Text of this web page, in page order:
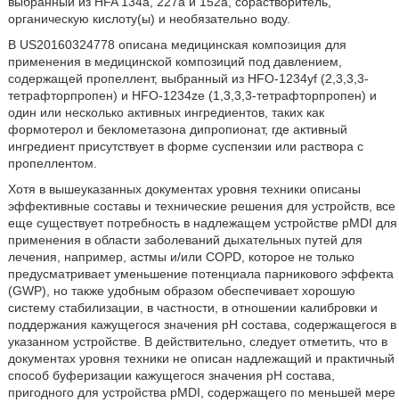
органическую кислоту(ы) и необязательно воду.
В US20160324778 описана медицинская композиция для
применения в медицинской композиций под давлением,
содержащей пропеллент, выбранный из HFO-1234yf (2,3,3,3-
тетрафторпропен) и HFO-1234ze (1,3,3,3-тетрафторпропен) и
один или несколько активных ингредиентов, таких как
формотерол и беклометазона дипропионат, где активный
ингредиент присутствует в форме суспензии или раствора с
пропеллентом.
Хотя в вышеуказанных документах уровня техники описаны
эффективные составы и технические решения для устройств, все
еще существует потребность в надлежащем устройстве pMDI для
применения в области заболеваний дыхательных путей для
лечения, например, астмы и/или COPD, которое не только
предусматривает уменьшение потенциала парникового эффекта
(GWP), но также удобным образом обеспечивает хорошую
систему стабилизации, в частности, в отношении калибровки и
поддержания кажущегося значения pH состава, содержащегося в
указанном устройстве. В действительно, следует отметить, что в
документах уровня техники не описан надлежащий и практичный
способ буферизации кажущегося значения pH состава,
пригодного для устройства pMDI, содержащего по меньшей мере